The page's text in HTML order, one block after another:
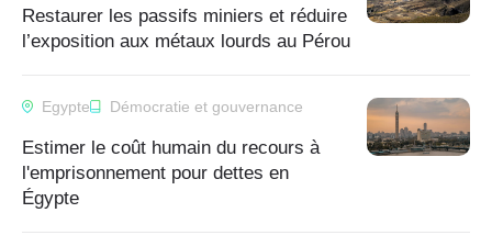
Restaurer les passifs miniers et réduire
l’exposition aux métaux lourds au Pérou
Egypte Démocratie et gouvernance
Estimer le coût humain du recours à
l'emprisonnement pour dettes en
Égypte